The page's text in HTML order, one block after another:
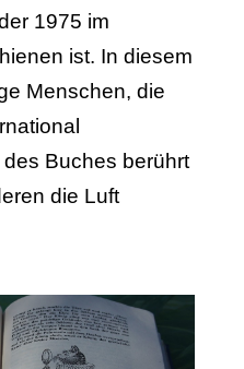
1975 im
ist. In diesem
Menschen, die
Buches berührt
die Luft